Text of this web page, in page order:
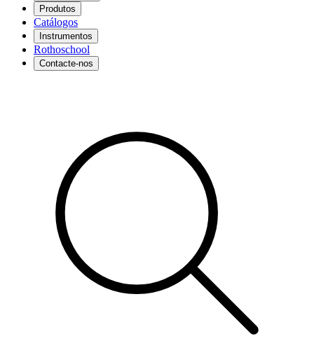
Produtos
Catálogos
Instrumentos
Rothoschool
Contacte-nos